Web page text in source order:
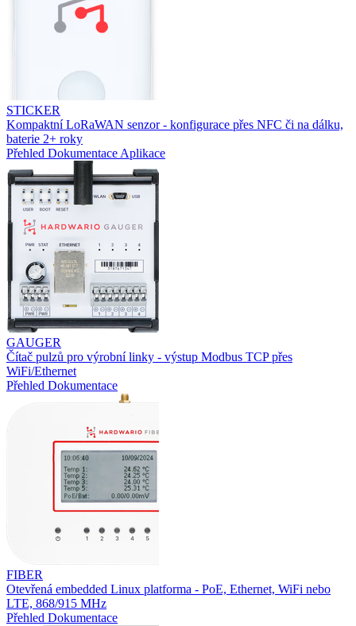
STICKER
Kompaktní LoRaWAN senzor - konfigurace přes NFC či na dálku,
baterie 2+ roky
Přehled Dokumentace Aplikace
GAUGER
Čítač pulzů pro výrobní linky - výstup Modbus TCP přes
WiFi/Ethernet
Přehled Dokumentace
FIBER
Otevřená embedded Linux platforma - PoE, Ethernet, WiFi nebo
LTE, 868/915 MHz
Přehled Dokumentace